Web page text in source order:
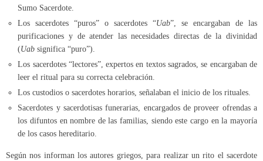
Sumo Sacerdote.
Los sacerdotes “puros” o sacerdotes “Uab”, se encargaban de las
purificaciones y de atender las necesidades directas de la divinidad
(Uab significa “puro”).
Los sacerdotes “lectores”, expertos en textos sagrados, se encargaban de
leer el ritual para su correcta celebración.
Los custodios o sacerdotes horarios, señalaban el inicio de los rituales.
Sacerdotes y sacerdotisas funerarias, encargados de proveer ofrendas a
los difuntos en nombre de las familias, siendo este cargo en la mayoría
de los casos hereditario.
Según nos informan los autores griegos, para realizar un rito el sacerdote